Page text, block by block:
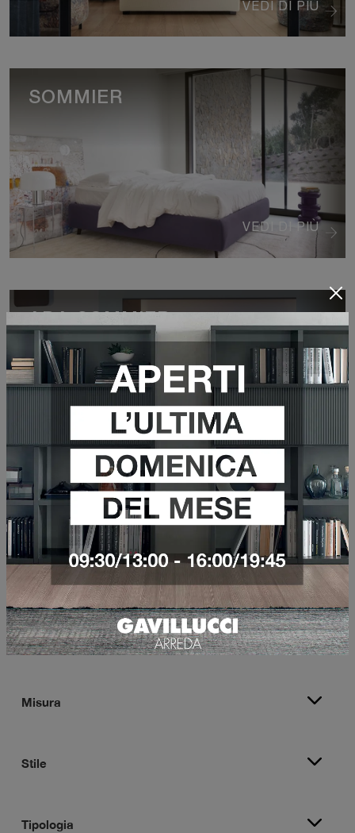
AZZERA FILTRI
Marca
Materiale
Misura
Stile
Tipologia
VEDI DI PIÙ
VEDI DI PIÙ
SOMMIER
VEDI DI PIÙ